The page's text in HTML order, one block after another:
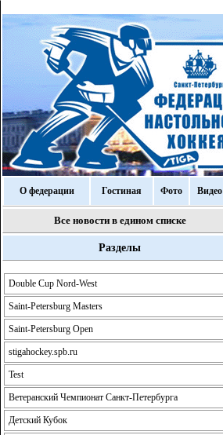
О федерации Гостиная Фото Видео
Все новости в едином списке
Разделы
Double Cup Nord-West
Saint-Petersburg Masters
Saint-Petersburg Open
stigahockey.spb.ru
Test
Ветеранский Чемпионат Санкт-Петербурга
Детский Кубок